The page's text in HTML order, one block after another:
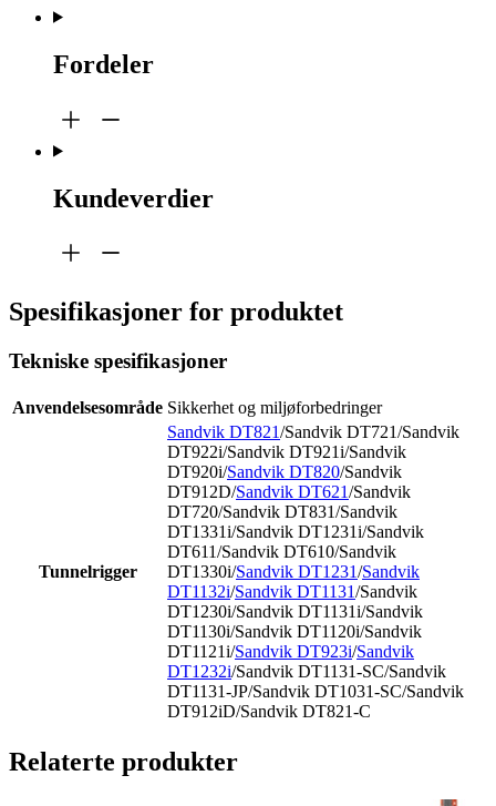
Fordeler
Kundeverdier
Spesifikasjoner for produktet
Tekniske spesifikasjoner
Anvendelsesområde Sikkerhet og miljøforbedringer
Tunnelrigger
Sandvik DT821/Sandvik DT721/Sandvik
DT922i/Sandvik DT921i/Sandvik
DT920i/Sandvik DT820/Sandvik
DT912D/Sandvik DT621/Sandvik
DT720/Sandvik DT831/Sandvik
DT1331i/Sandvik DT1231i/Sandvik
DT611/Sandvik DT610/Sandvik
DT1330i/Sandvik DT1231/Sandvik
DT1132i/Sandvik DT1131/Sandvik
DT1230i/Sandvik DT1131i/Sandvik
DT1130i/Sandvik DT1120i/Sandvik
DT1121i/Sandvik DT923i/Sandvik
DT1232i/Sandvik DT1131-SC/Sandvik
DT1131-JP/Sandvik DT1031-SC/Sandvik
DT912iD/Sandvik DT821-C
Relaterte produkter